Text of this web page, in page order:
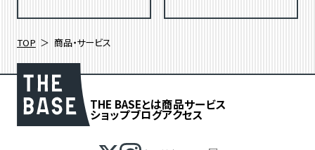
TOP 商品・サービス
THE BASEとは商品サービス
ショップブログアクセス